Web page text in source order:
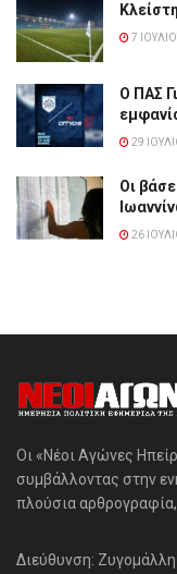
7
Ο ΠΑΣ
29
Οι
26
Οι «Νέοι Αγώνες
συμβάλλοντας στην
πλούσια
Διεύθυνση: Ζυγομάλλη